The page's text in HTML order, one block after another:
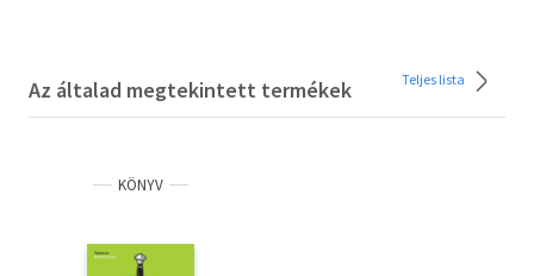
Az általad megtekintett termékek Teljes lista
KÖNYV